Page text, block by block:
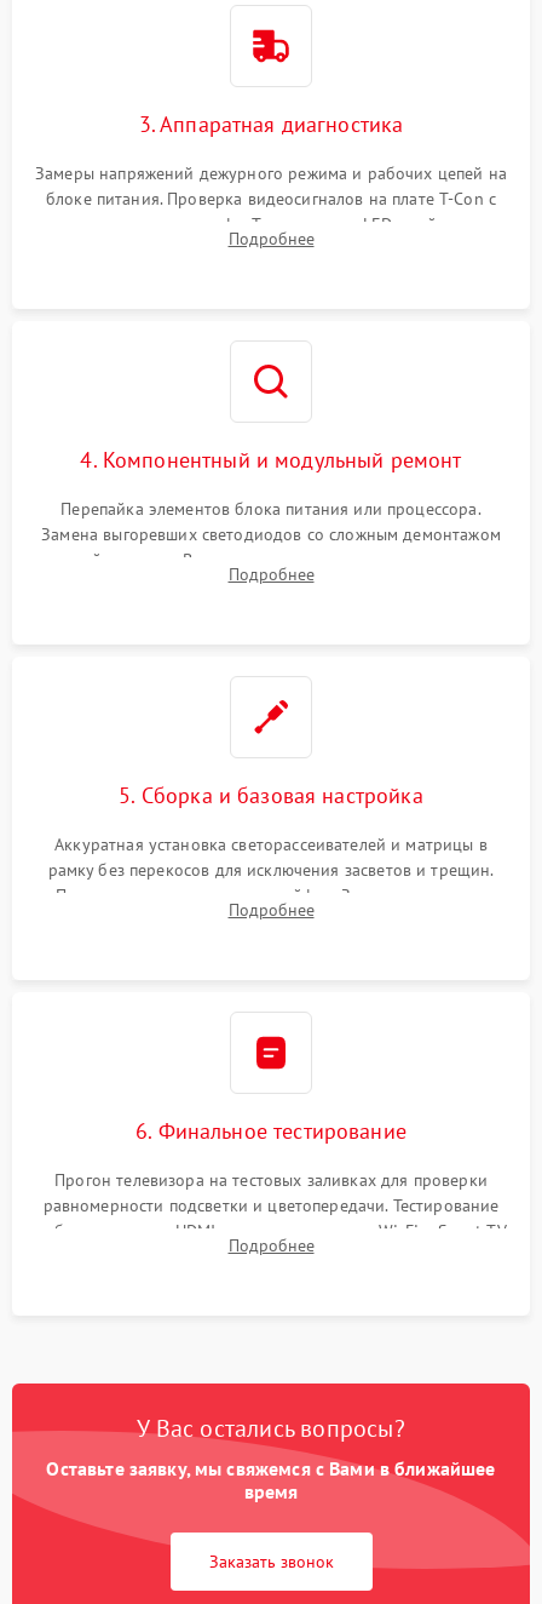
3. Аппаратная диагностика
Замеры напряжений дежурного режима и рабочих цепей на
блоке питания. Проверка видеосигналов на плате T-Con с
помощью осциллографа. Тестирование LED-драйвера и
светодиодных планок подсветки мультиметром.
Подробнее
4. Компонентный и модульный ремонт
Перепайка элементов блока питания или процессора.
Замена выгоревших светодиодов со сложным демонтажом
хрупкой матрицы. Восстановление поврежденных дорожек,
прошивка микросхем памяти EEPROM
Подробнее
5. Сборка и базовая настройка
Аккуратная установка светорассеивателей и матрицы в
рамку без перекосов для исключения засветов и трещин.
Подключение внутренних шлейфов. Закрытие корпуса.
Сброс настроек и обновление программного обеспечения.
Подробнее
6. Финальное тестирование
Прогон телевизора на тестовых заливках для проверки
равномерности подсветки и цветопередачи. Тестирование
работы разъемов HDMI, динамиков, модуля Wi-Fi и Smart TV
в рабочем режиме в течение нескольких часов.
Подробнее
У Вас остались вопросы?
Оставьте заявку, мы свяжемся с Вами в ближайшее
время
Заказать звонок